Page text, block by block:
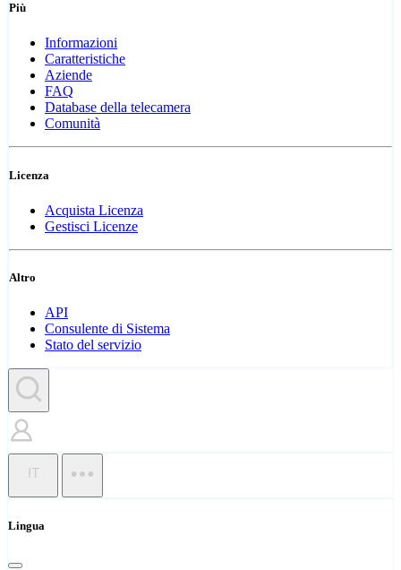
Più
Informazioni
Caratteristiche
Aziende
FAQ
Database della telecamera
Comunità
Licenza
Acquista Licenza
Gestisci Licenze
Altro
API
Consulente di Sistema
Stato del servizio
IT
Lingua